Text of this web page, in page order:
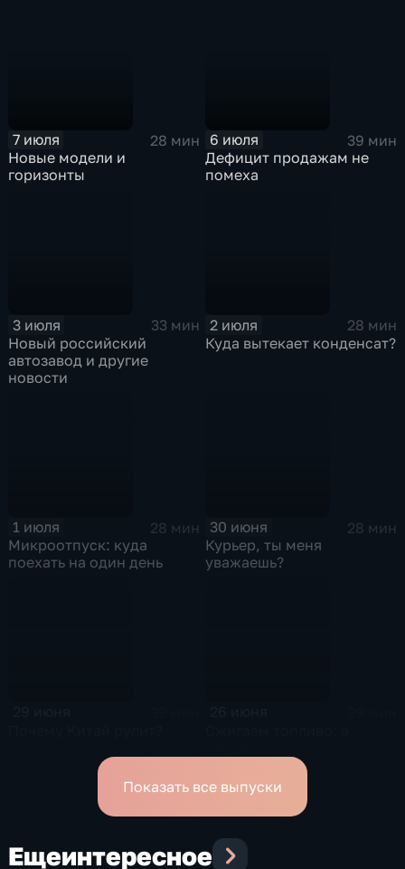
7 июля
28 мин
Новые модели и
горизонты
6 июля
39 мин
Дефицит продажам не
помеха
3 июля
33 мин
Новый российский
автозавод и другие
новости
2 июля
28 мин
Куда вытекает конденсат?
1 июля
28 мин
Микроотпуск: куда
поехать на один день
30 июня
28 мин
Курьер, ты меня
уважаешь?
Показать все выпуски
Ещеинтересное